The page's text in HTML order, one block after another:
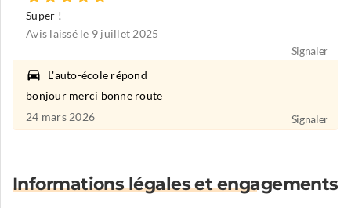
Super !
Avis laissé le 9 juillet 2025
Signaler
L'auto-école répond
bonjour merci bonne route
24 mars 2026
Signaler
Informations légales et engagements